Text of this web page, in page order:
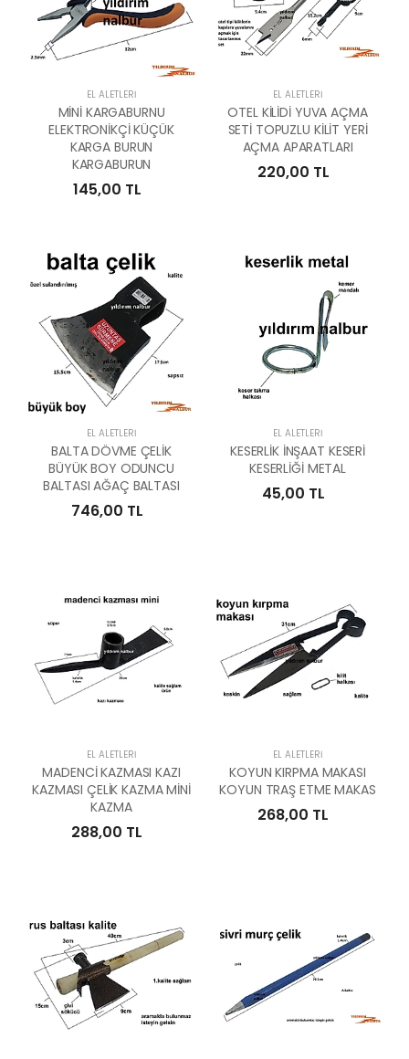
EL ALETLERI
MİNİ KARGABURNU
ELEKTRONİKÇİ KÜÇÜK
KARGA BURUN
KARGABURUN
145,00 TL
EL ALETLERI
OTEL KİLİDİ YUVA AÇMA
SETİ TOPUZLU KİLİT YERİ
AÇMA APARATLARI
220,00 TL
EL ALETLERI
BALTA DÖVME ÇELİK
BÜYÜK BOY ODUNCU
BALTASI AĞAÇ BALTASI
746,00 TL
EL ALETLERI
KESERLİK İNŞAAT KESERİ
KESERLİĞİ METAL
45,00 TL
EL ALETLERI
MADENCİ KAZMASI KAZI
KAZMASI ÇELİK KAZMA MİNİ
KAZMA
288,00 TL
EL ALETLERI
KOYUN KIRPMA MAKASI
KOYUN TRAŞ ETME MAKAS
268,00 TL